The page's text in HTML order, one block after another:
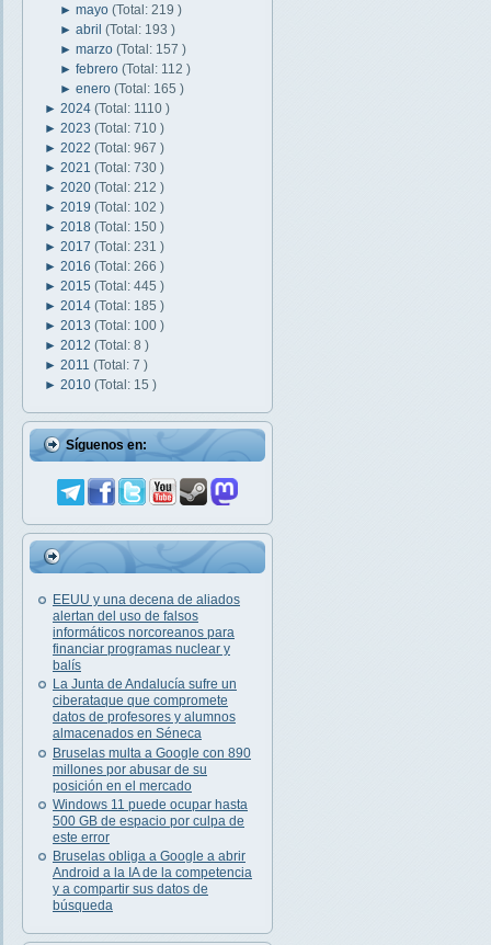
►mayo(Total: 219 )
►abril(Total: 193 )
►marzo(Total: 157 )
►febrero(Total: 112 )
►enero(Total: 165 )
► 2024 (Total: 1110 )
► 2023 (Total: 710 )
► 2022 (Total: 967 )
► 2021 (Total: 730 )
► 2020 (Total: 212 )
► 2019 (Total: 102 )
► 2018 (Total: 150 )
► 2017 (Total: 231 )
► 2016 (Total: 266 )
► 2015 (Total: 445 )
► 2014 (Total: 185 )
► 2013 (Total: 100 )
► 2012 (Total: 8 )
► 2011 (Total: 7 )
► 2010 (Total: 15 )
Síguenos en:
EEUU y una decena de aliados
alertan del uso de falsos
informáticos norcoreanos para
financiar programas nuclear y
balís
La Junta de Andalucía sufre un
ciberataque que compromete
datos de profesores y alumnos
almacenados en Séneca
Bruselas multa a Google con 890
millones por abusar de su
posición en el mercado
Windows 11 puede ocupar hasta
500 GB de espacio por culpa de
este error
Bruselas obliga a Google a abrir
Android a la IA de la competencia
y a compartir sus datos de
búsqueda